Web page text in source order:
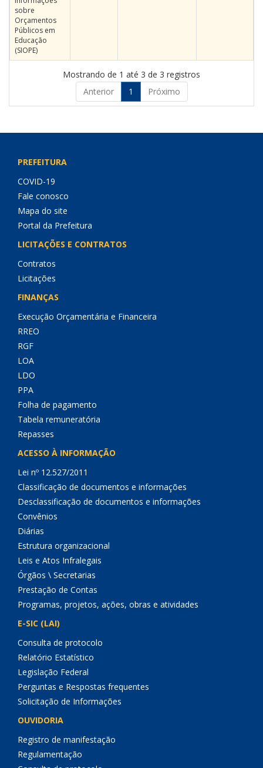
sobre
Orçamentos
Públicos em
Educação
(SIOPE)
Mostrando de 1 até 3 de 3 registros
Anterior
1 Próximo
PREFEITURA
COVID-19
Fale conosco
Mapa do site
Portal da Prefeitura
LICITAÇÕES E CONTRATOS
Contratos
Licitações
FINANÇAS
Execução Orçamentária e Financeira
RREO
RGF
LOA
LDO
PPA
Folha de pagamento
Tabela remuneratória
Repasses
ACESSO À INFORMAÇÃO
Lei nº 12.527/2011
Classificação de documentos e informações
Desclassificação de documentos e informações
Convênios
Diárias
Estrutura organizacional
Leis e Atos Infralegais
Órgãos \ Secretarias
Prestação de Contas
Programas, projetos, ações, obras e atividades
E-SIC (LAI)
Consulta de protocolo
Relatório Estatístico
Legislação Federal
Perguntas e Respostas frequentes
Solicitação de Informações
OUVIDORIA
Registro de manifestação
Regulamentação